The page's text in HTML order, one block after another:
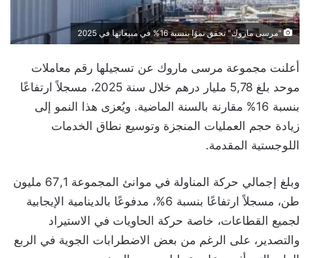
"مرسى ماروك" تحقق نموًا بنسبة 16% في مبيعاتها في 2025
أعلنت مجموعة مرسى ماروك عن تسجيلها رقم معاملات
موحد بلغ 5,78 مليار درهم خلال سنة 2025، مسجلاً ارتفاعًا
بنسبة 16% مقارنة بالسنة الماضية. ويُعزى هذا النمو إلى
زيادة حجم العمليات المنجزة وتوسيع نطاق الخدمات
اللوجستية المقدمة.
وبلغ إجمالي حركة المناولة في موانئ المجموعة 67,1 مليون
طن، مسجلاً ارتفاعًا بنسبة 6%، مدفوعًا بالدينامية الإيجابية
لجميع القطاعات، خاصة حركة الحاويات في الاستيراد
والتصدير، على الرغم من بعض الاضطرابات الجوية في الربع